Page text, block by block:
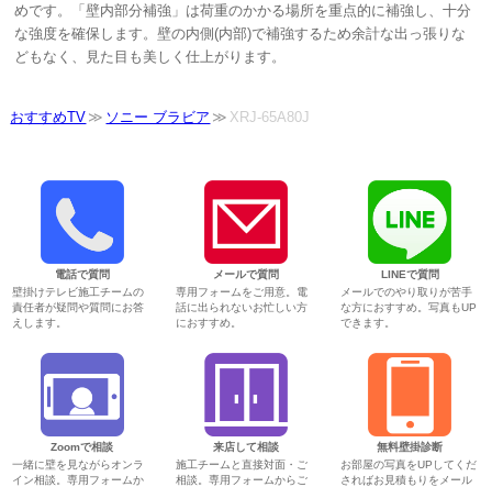
めです。「壁内部分補強」は荷重のかかる場所を重点的に補強し、十分
な強度を確保します。壁の内側(内部)で補強するため余計な出っ張りな
どもなく、見た目も美しく仕上がります。
おすすめTV ソニー ブラビア XRJ-65A80J
電話で質問
壁掛けテレビ施工チームの
責任者が疑問や質問にお答
えします。
メールで質問
専用フォームをご用意。電
話に出られないお忙しい方
におすすめ。
LINEで質問
メールでのやり取りが苦手
な方におすすめ。写真もUP
できます。
Zoomで相談
一緒に壁を見ながらオンラ
イン相談。専用フォームか
来店して相談
施工チームと直接対面・ご
相談。専用フォームからご
無料壁掛診断
お部屋の写真をUPしてくだ
さればお見積もりをメール